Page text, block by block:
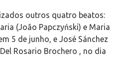
outros quatro beatos:
(João Papczyński) e Maria
5 de junho, e José Sánchez
Rosario Brochero , no dia